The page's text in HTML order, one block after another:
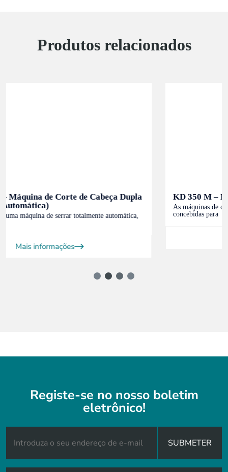
Produtos relacionados
KD 350 M – Máquina de Corte Graduada
As máquinas de corte com serra de esquadria KD 350 M foram
concebidas para
Registe-se no nosso boletim
eletrônico!
SUBMETER